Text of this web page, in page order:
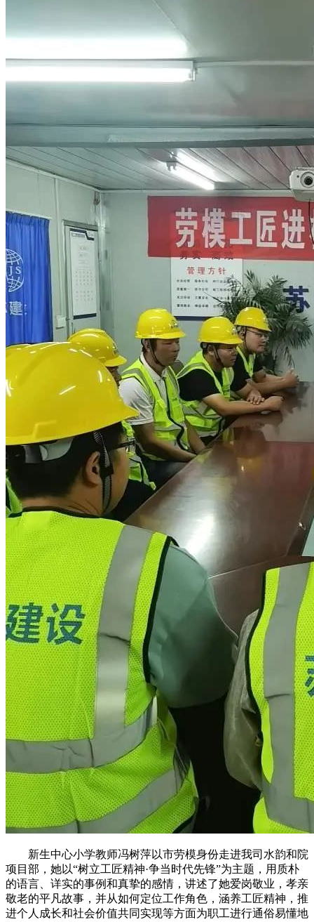
新生中心小学教师冯树萍以市劳模身份走进我司水韵和院
项目部，她以“树立工匠精神·争当时代先锋”为主题，用质朴
的语言、详实的事例和真挚的感情，讲述了她爱岗敬业，孝亲
敬老的平凡故事，并从如何定位工作角色，涵养工匠精神，推
进个人成长和社会价值共同实现等方面为职工进行通俗易懂地